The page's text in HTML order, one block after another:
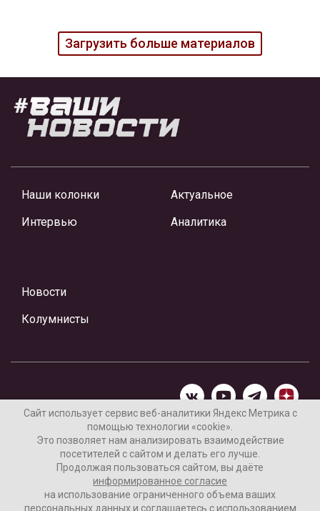
Загрузить больше материалов
Наши колонки
Интервью
Актуальное
Аналитика
Новости
Колумнисты
Материалы предоставлены редакцией Интернет-газеты
«Ваши новости»
Нашли ошибку? Выделите ее и нажмите Ctrl+Enter
Сайт использует сервис веб-аналитики Яндекс Метрика с
помощью технологии «cookie».
Это позволяет нам анализировать взаимодействие
посетителей с сайтом и делать его лучше.
Продолжая пользоваться сайтом, вы даёте
информированное согласие
на использование ограниченного объема ваших
персональных данных и соглашаетесь с использованием